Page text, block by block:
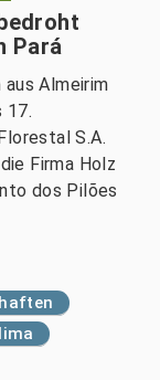
Pará
Almeirim
17.
S.A.
Firma Holz
dos Pilões